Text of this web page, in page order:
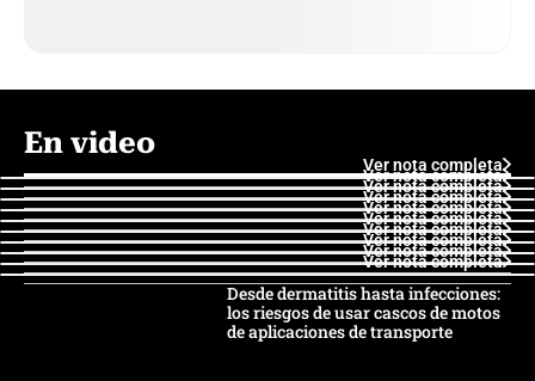
En video
Ver nota completa
Ver nota completa
Ver nota completa
Ver nota completa
Ver nota completa
Ver nota completa
Ver nota completa
Ver nota completa
Ver nota completa
Ver nota completa
Desde dermatitis hasta infecciones:
los riesgos de usar cascos de motos
de aplicaciones de transporte